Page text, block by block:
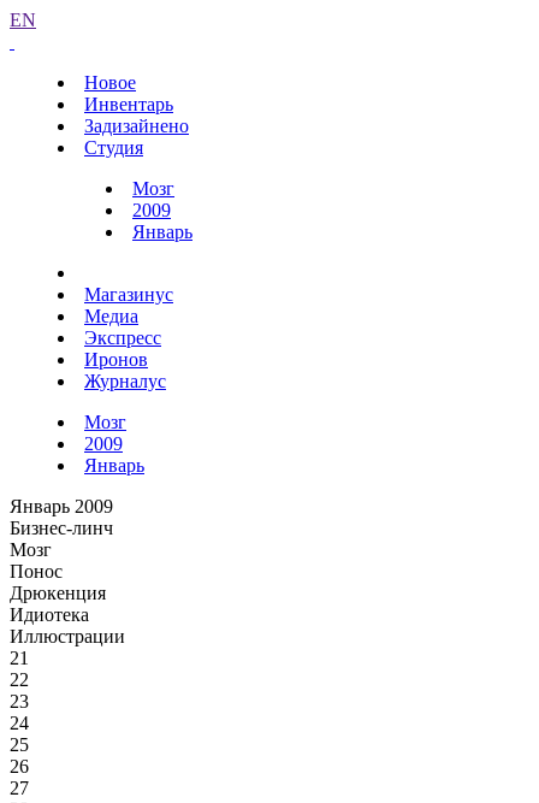
EN
Новое
Инвентарь
Задизайнено
Студия
Мозг
2009
Январь
Магазинус
Медиа
Экспресс
Иронов
Журналус
Мозг
2009
Январь
Январь 2009
Бизнес-линч
Мозг
Понос
Дрюкенция
Идиотека
Иллюстрации
21
22
23
24
25
26
27